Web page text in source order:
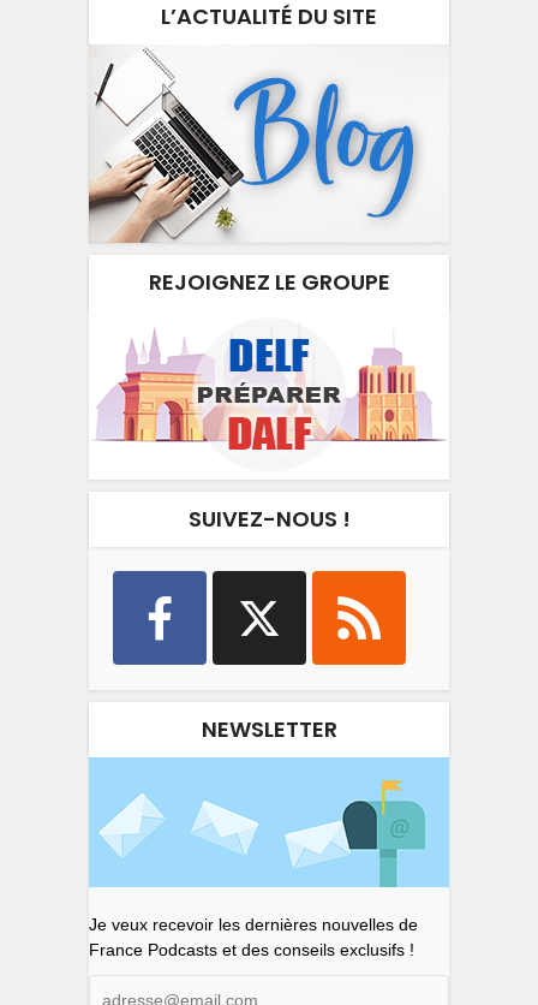
L’ACTUALITÉ DU SITE
REJOIGNEZ LE GROUPE
SUIVEZ-NOUS !
NEWSLETTER
Je veux recevoir les dernières nouvelles de
France Podcasts et des conseils exclusifs !